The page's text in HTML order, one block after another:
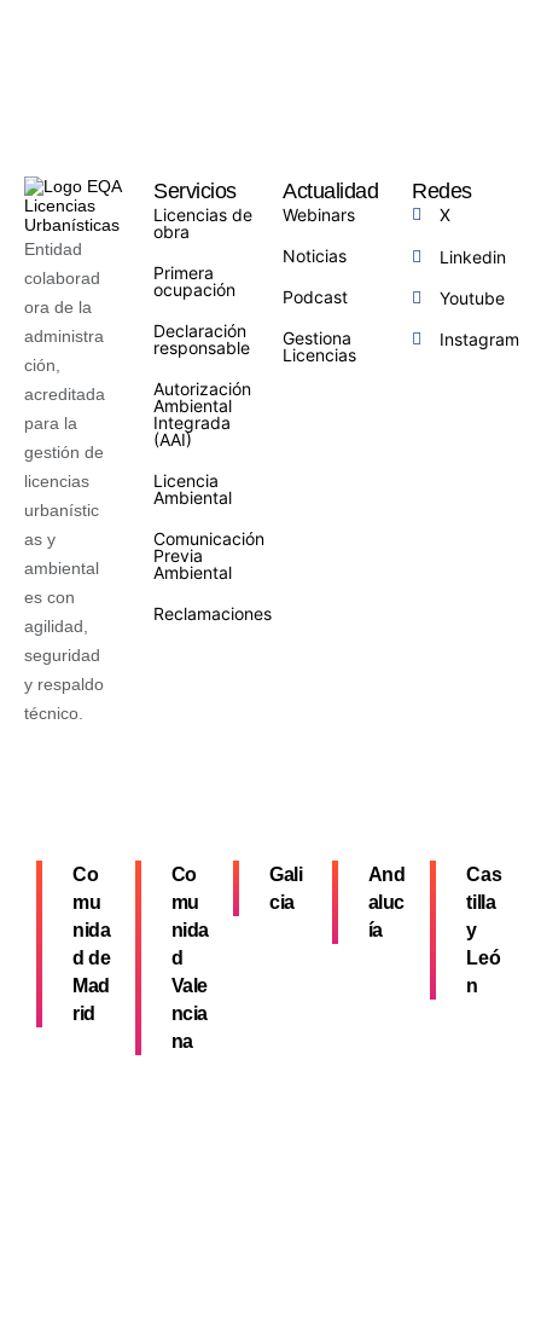
Entidad
colaborad
ora de la
administra
ción,
acreditada
para la
gestión de
licencias
urbanístic
as y
ambiental
es con
agilidad,
seguridad
y respaldo
técnico.
Servicios
Licencias de
obra
Primera
ocupación
Declaración
responsable
Autorización
Ambiental
Integrada
(AAI)
Licencia
Ambiental
Comunicación
Previa
Ambiental
Reclamaciones
Actualidad
Webinars
Noticias
Podcast
Gestiona
Licencias
Redes
X
Linkedin
Youtube
Instagram
Co
mu
nida
d de
Mad
rid
Co
mu
nida
d
Vale
ncia
na
Gali
cia
And
aluc
ía
Cas
tilla
y
Leó
n